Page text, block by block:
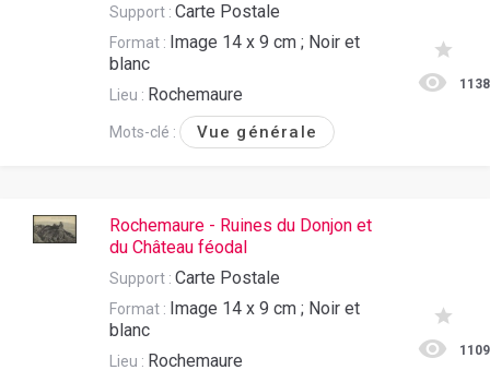
Support : Carte Postale
Format : Image 14 x 9 cm ; Noir et
blanc
Lieu : Rochemaure
Mots-clé : Vue générale
1138
Rochemaure - Ruines du Donjon et
du Château féodal
Support : Carte Postale
Format : Image 14 x 9 cm ; Noir et
blanc
Lieu : Rochemaure 1109